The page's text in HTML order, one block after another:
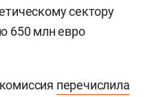
сектору
650 млн евро
перечислила